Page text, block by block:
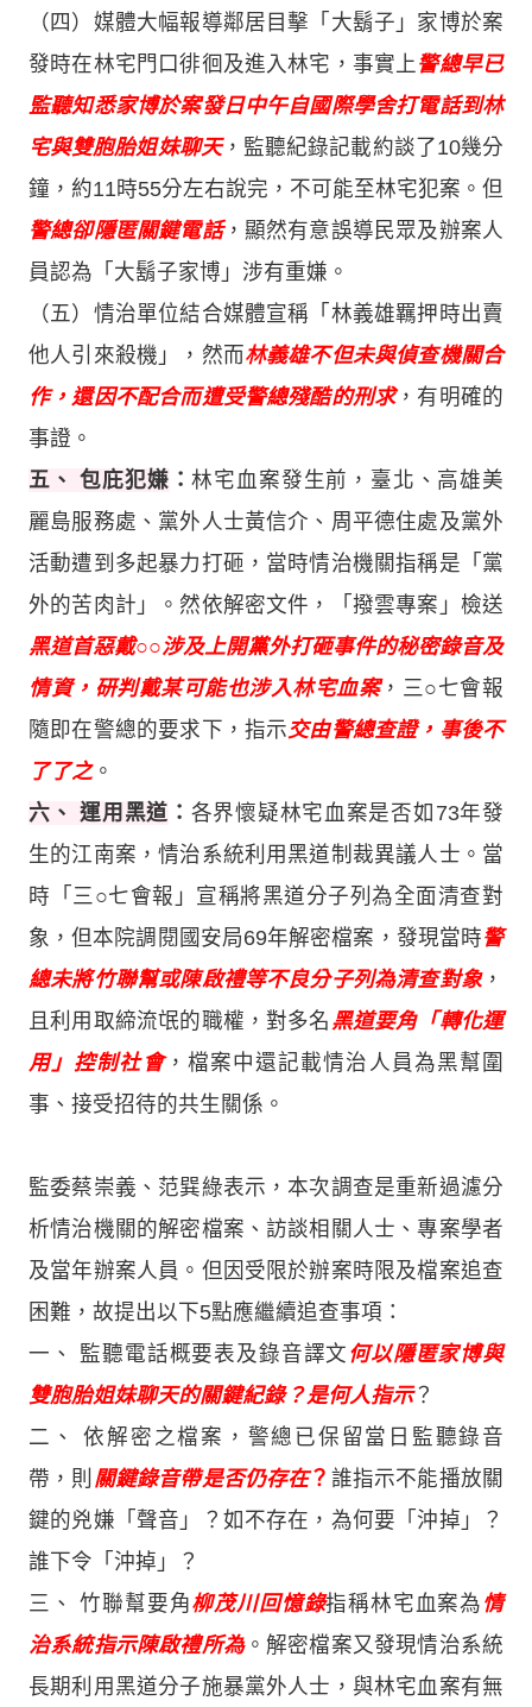
（四）媒體大幅報導鄰居目擊「大鬍子」家博於案
發時在林宅門口徘徊及進入林宅，事實上 警總早已
監聽知悉家博於案發日中午自國際學舍打電話到林
宅與雙胞胎姐妹聊天，監聽紀錄記載約談了10幾分
鐘，約11時55分左右說完，不可能至林宅犯案。但
警總卻隱匿關鍵電話，顯然有意誤導民眾及辦案人
員認為「大鬍子家博」涉有重嫌。
（五）情治單位結合媒體宣稱「林義雄羈押時出賣
他人引來殺機」，然而林義雄不但未與偵查機關合
作，還因不配合而遭受警總殘酷的刑求，有明確的
事證。
五、 包庇犯嫌 ：林宅血案發生前，臺北、高雄美
麗島服務處、黨外人士黃信介、周平德住處及黨外
活動遭到多起暴力打砸，當時情治機關指稱是「黨
外的苦肉計」。然依解密文件，「撥雲專案」檢送
黑道首惡戴○○涉及上開黨外打砸事件的秘密錄音及
情資，研判戴某可能也涉入林宅血案，三○七會報
隨即在警總的要求下，指示 交由警總查證，事後不
了了之。
六、 運用黑道 ： 各界懷疑林宅血案是否如73年發
生的江南案，情治系統利用黑道制裁異議人士。當
時「三○七會報」宣稱將黑道分子列為全面清查對
象，但本院調閱國安局69年解密檔案，發現當時警
總未將竹聯幫或陳啟禮等不良分子列為清查對象，
且利用取締流氓的職權，對多名 黑道要角「轉化運
用」控制社會，檔案中還記載情治人員為黑幫圍
事、接受招待的共生關係。
監委蔡崇義、范巽綠表示，本次調查是重新過濾分
析情治機關的解密檔案、訪談相關人士、專案學者
及當年辦案人員。但因受限於辦案時限及檔案追查
困難，故提出以下5點應繼續追查事項：
一、 監聽電話概要表及錄音譯文 何以隱匿家博與
雙胞胎姐妹聊天的關鍵紀錄？是何人指示？
二、 依解密之檔案，警總已保留當日監聽錄音
帶，則 關鍵錄音帶是否仍存在？ 誰指示不能播放關
鍵的兇嫌「聲音」？如不存在，為何要「沖掉」？
誰下令「沖掉」？
三、 竹聯幫要角柳茂川回憶錄指稱林宅血案為 情
治系統指示陳啟禮所為。解密檔案又發現情治系統
長期利用黑道分子施暴黨外人士，與林宅血案有無